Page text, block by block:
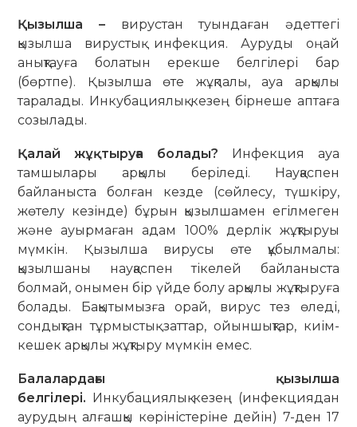
Қызылша –вирустан туындаған әдеттегі
қызылша вирустық инфекция. Ауруды оңай
анықтауға болатын ерекше белгілері бар
(бөртпе). Қызылша өте жұқпалы, ауа арқылы
таралады. Инкубациялық кезең бірнеше аптаға
созылады.
Қалай жұқтыруға болады? Инфекция ауа
тамшылары арқылы беріледі. Науқаспен
байланыста болған кезде (сөйлесу, түшкіру,
жөтелу кезінде) бұрын қызылшамен егілмеген
және ауырмаған адам 100% дерлік жұқтыруы
мүмкін. Қызылша вирусы өте құбылмалы:
қызылшаны науқаспен тікелей байланыста
болмай, онымен бір үйде болу арқылы жұқтыруға
болады. Бақытымызға орай, вирус тез өледі,
сондықтан тұрмыстық заттар, ойыншықтар, киім-
кешек арқылы жұқтыру мүмкін емес.
Балалардағы қызылша
белгілері. Инкубациялық кезең (инфекциядан
аурудың алғашқы көріністеріне дейін) 7-ден 17